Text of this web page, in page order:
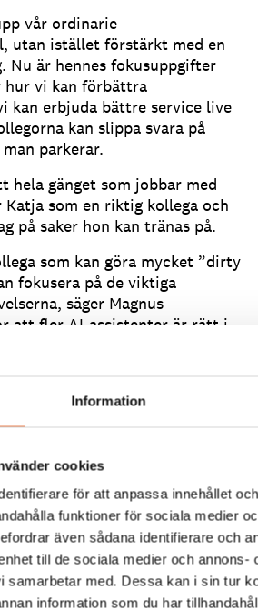
Information
cookies
för att anpassa innehållet
funktioner för sociala medier
även sådana identifierare och
till de sociala medier och annons-
samarbetar med. Dessa kan i sin tur
information som du har
vår ordinarie
utan istället förstärkt med en
Nu är hennes fokusuppgifter
hur vi kan förbättra
kan erbjuda bättre service live
kan slippa svara på
parkerar.
hela gänget som jobbar med
Katja som en riktig kollega och
på saker hon kan tränas på.
som kan göra mycket ”dirty
fokusera på de viktiga
säger Magnus
att fler AI-assistenter är rätt i
Om tio år, hur många
till en reception för att fråga
en AI som svarar på sådana
gott att de som brukar svara
tror på att det som är bäst för
bäst för våra gäster.
reportage om AI i
Tjörnbro Arena i senaste
– affärsmagasinet för